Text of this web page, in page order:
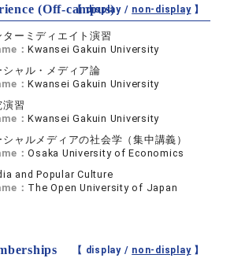
(Off-campus)
【 display / non-display】
ターミディエイト演習
：Kwansei Gakuin University
シャル・メディア論
：Kwansei Gakuin University
演習
：Kwansei Gakuin University
シャルメディアの社会学（集中講義）
：Osaka University of Economics
and Popular Culture
： The Open University of Japan
【 display / non-display】